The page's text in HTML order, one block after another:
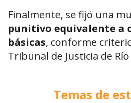
Finalmente, se fijó una
punitivo equivalente a
básicas, conforme
Tribunal de Justicia de
Temas de